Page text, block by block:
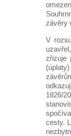
závěry
V
zřizuje
1826/
cesty.